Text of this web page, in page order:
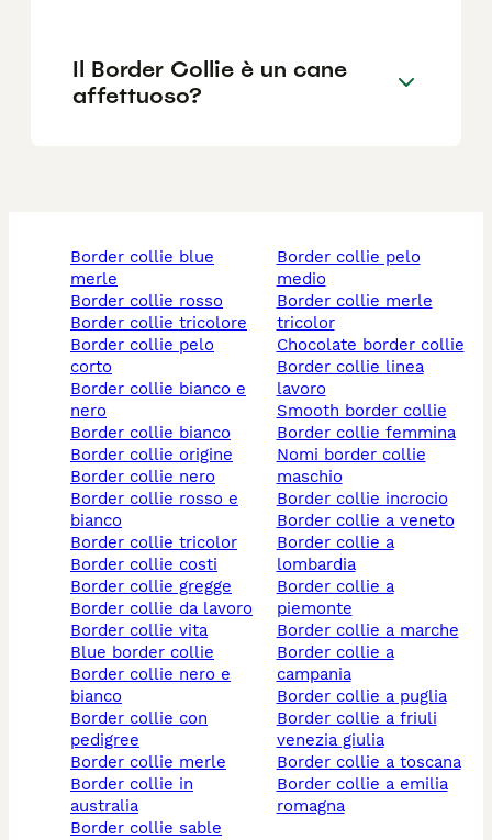
Il Border Collie è un cane
affettuoso?
border collie blue
merle
border collie rosso
border collie tricolore
border collie pelo
corto
border collie bianco e
nero
border collie bianco
border collie origine
border collie nero
border collie rosso e
bianco
border collie tricolor
border collie costi
border collie gregge
border collie da lavoro
border collie vita
blue border collie
border collie nero e
bianco
border collie con
pedigree
border collie merle
border collie in
australia
border collie sable
border collie pelo
medio
border collie merle
tricolor
chocolate border collie
border collie linea
lavoro
smooth border collie
border collie femmina
nomi border collie
maschio
border collie incrocio
border collie a veneto
border collie a
lombardia
border collie a
piemonte
border collie a marche
border collie a
campania
border collie a puglia
border collie a friuli
venezia giulia
border collie a toscana
border collie a emilia
romagna